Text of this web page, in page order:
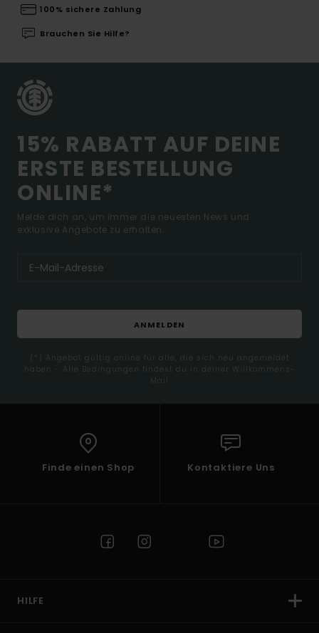
100% sichere Zahlung
Brauchen Sie Hilfe?
15% RABATT AUF DEINE
ERSTE BESTELLUNG
ONLINE*
Melde dich an, um immer die neuesten News und
exklusive Angebote zu erhalten.
ANMELDEN
(*) Angebot gültig online für alle, die sich neu angemeldet
haben - Alle Bedingungen findest du in deiner Willkommens-
Mail
Finde einen Shop Kontaktiere Uns
HILFE